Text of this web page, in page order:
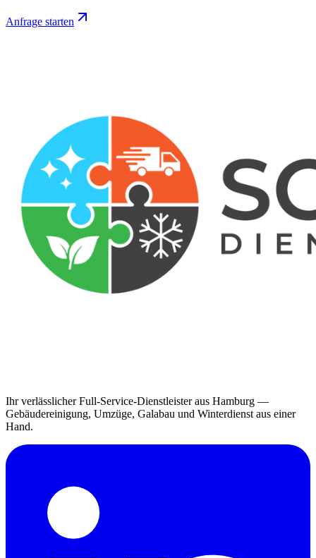
Anfrage starten
Ihr verlässlicher Full-Service-Dienstleister aus Hamburg —
Gebäudereinigung, Umzüge, Galabau und Winterdienst aus einer
Hand.